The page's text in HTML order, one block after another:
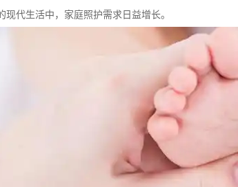
现代生活中，家庭照护需求日益增长。